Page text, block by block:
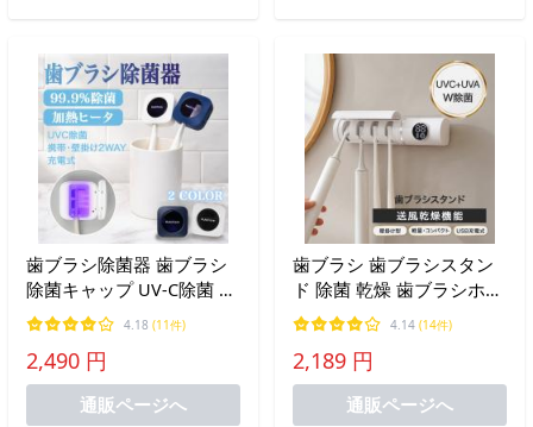
歯ブラシ除菌器 歯ブラシ
除菌キャップ UV-C除菌 乾
燥ヒーター 3分間で99.9%
除菌 カビ防止 歯ブラシ収
納 Type-C充電 マグネット
壁かけ可 軽量 小型 携帯
HuBDIC
4.18 (11件)
2,490 円
通販ページへ
歯ブラシ 歯ブラシスタン
ド 除菌 乾燥 歯ブラシホル
ダー 歯ブラシ立て 歯ブラ
シ除菌器 収納 壁掛け ホル
ダー 電動 タワー 除菌器
洗面所 スタンド 充電式
4.14 (14件)
2,189 円
通販ページへ